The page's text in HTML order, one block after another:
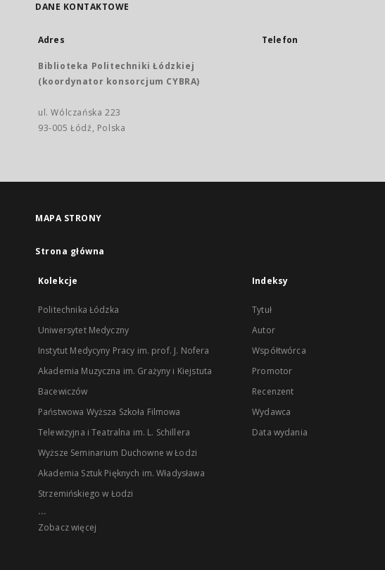
DANE KONTAKTOWE
Adres
Biblioteka Politechniki Łódzkiej
(koordynator konsorcjum CYBRA)
ul. Wólczańska 223
93-005 Łódź, Polska
Telefon
MAPA STRONY
Strona główna
Kolekcje
Politechnika Łódzka
Uniwersytet Medyczny
Instytut Medycyny Pracy im. prof. J. Nofera
Akademia Muzyczna im. Grażyny i Kiejstuta
Bacewiczów
Państwowa Wyższa Szkoła Filmowa
Telewizyjna i Teatralna im. L. Schillera
Wyższe Seminarium Duchowne w Łodzi
Akademia Sztuk Pięknych im. Władysława
Strzemińskiego w Łodzi
...
Zobacz więcej
Indeksy
Tytuł
Autor
Współtwórca
Promotor
Recenzent
Wydawca
Data wydania